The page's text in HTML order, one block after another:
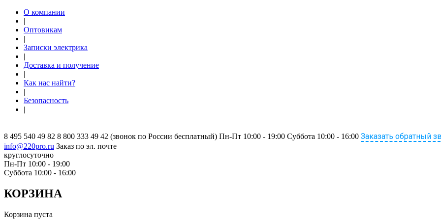
О компании
|
Оптовикам
|
Записки электрика
|
Доставка и получение
|
Как нас найти?
|
Безопасность
|
8 495 540 49 82 8 800 333 49 42 (звонок по России бесплатный) Пн-Пт 10:00 - 19:00 Суббота 10:00 - 16:00 Заказать обратный
info@220pro.ru Заказ по эл. почте
круглосуточно
Пн-Пт 10:00 - 19:00
Суббота 10:00 - 16:00
КОРЗИНА
Корзина пуста